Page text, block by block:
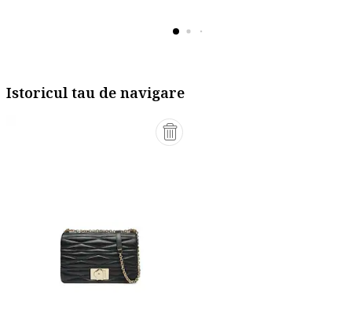
Istoricul tau de navigare